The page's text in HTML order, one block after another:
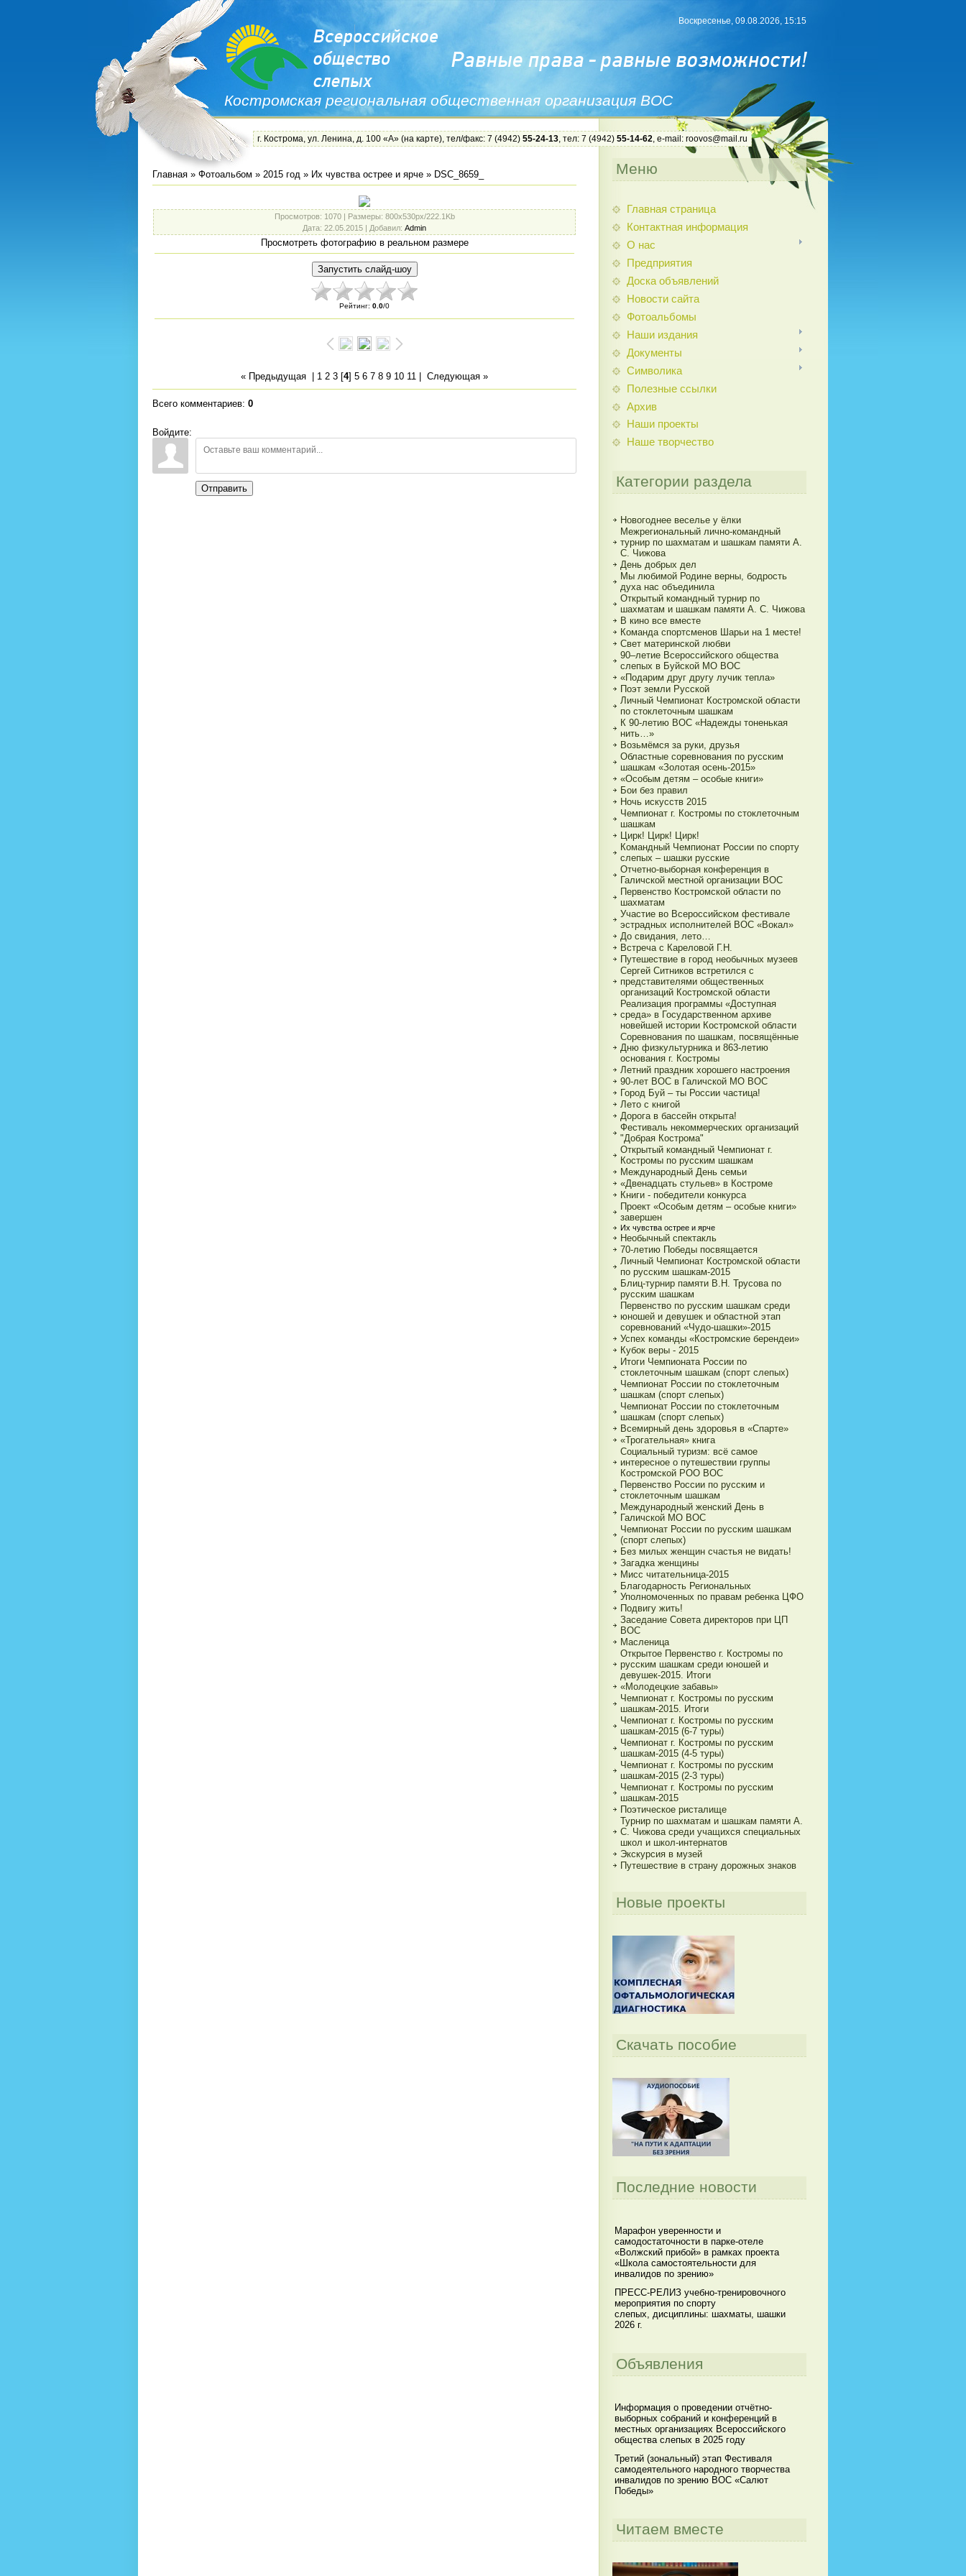
Костромская региональная общественная организация ВОС
Воскресенье, 09.08.2026, 15:15
г. Кострома, ул. Ленина, д. 100 «А» (на карте), тел/факс: 7 (4942) 55-24-13, тел: 7 (4942) 55-14-62, e-mail: roovos@mail.ru
Главная » Фотоальбом » 2015 год » Их чувства острее и ярче » DSC_8659_
Просмотров: 1070 | Размеры: 800x530px/222.1Kb
Дата: 22.05.2015 | Добавил: Admin
Просмотреть фотографию в реальном размере
Рейтинг: 0.0/0
« Предыдущая 1 2 3 [4] 5 6 7 8 9 10 11 Следующая »
Всего комментариев: 0
Войдите:
Отправить
Меню
Главная страница
Контактная информация
О нас
Предприятия
Доска объявлений
Новости сайта
Фотоальбомы
Наши издания
Документы
Символика
Полезные ссылки
Архив
Наши проекты
Наше творчество
Категории раздела
Новогоднее веселье у ёлки
Межрегиональный лично-командный
турнир по шахматам и шашкам памяти А.
С. Чижова
День добрых дел
Мы любимой Родине верны, бодрость
духа нас объединила
Открытый командный турнир по
шахматам и шашкам памяти А. С. Чижова
В кино все вместе
Команда спортсменов Шарьи на 1 месте!
Свет материнской любви
90–летие Всероссийского общества
слепых в Буйской МО ВОС
«Подарим друг другу лучик тепла»
Поэт земли Русской
Личный Чемпионат Костромской области
по стоклеточным шашкам
К 90-летию ВОС «Надежды тоненькая
нить…»
Возьмёмся за руки, друзья
Областные соревнования по русским
шашкам «Золотая осень-2015»
«Особым детям – особые книги»
Бои без правил
Ночь искусств 2015
Чемпионат г. Костромы по стоклеточным
шашкам
Цирк! Цирк! Цирк!
Командный Чемпионат России по спорту
слепых – шашки русские
Отчетно-выборная конференция в
Галичской местной организации ВОС
Первенство Костромской области по
шахматам
Участие во Всероссийском фестивале
эстрадных исполнителей ВОС «Вокал»
До свидания, лето…
Встреча с Кареловой Г.Н.
Путешествие в город необычных музеев
Сергей Ситников встретился с
представителями общественных
организаций Костромской области
Реализация программы «Доступная
среда» в Государственном архиве
новейшей истории Костромской области
Соревнования по шашкам, посвящённые
Дню физкультурника и 863-летию
основания г. Костромы
Летний праздник хорошего настроения
90-лет ВОС в Галичской МО ВОС
Город Буй – ты России частица!
Лето с книгой
Дорога в бассейн открыта!
Фестиваль некоммерческих организаций
"Добрая Кострома"
Открытый командный Чемпионат г.
Костромы по русским шашкам
Международный День семьи
«Двенадцать стульев» в Костроме
Книги - победители конкурса
Проект «Особым детям – особые книги»
завершен
Их чувства острее и ярче
Необычный спектакль
70-летию Победы посвящается
Личный Чемпионат Костромской области
по русским шашкам-2015
Блиц-турнир памяти В.Н. Трусова по
русским шашкам
Первенство по русским шашкам среди
юношей и девушек и областной этап
соревнований «Чудо-шашки»-2015
Успех команды «Костромские берендеи»
Кубок веры - 2015
Итоги Чемпионата России по
стоклеточным шашкам (спорт слепых)
Чемпионат России по стоклеточным
шашкам (спорт слепых)
Чемпионат России по стоклеточным
шашкам (спорт слепых)
Всемирный день здоровья в «Спарте»
«Трогательная» книга
Социальный туризм: всё самое
интересное о путешествии группы
Костромской РОО ВОС
Первенство России по русским и
стоклеточным шашкам
Международный женский День в
Галичской МО ВОС
Чемпионат России по русским шашкам
(спорт слепых)
Без милых женщин счастья не видать!
Загадка женщины
Мисс читательница-2015
Благодарность Региональных
Уполномоченных по правам ребенка ЦФО
Подвигу жить!
Заседание Совета директоров при ЦП
ВОС
Масленица
Открытое Первенство г. Костромы по
русским шашкам среди юношей и
девушек-2015. Итоги
«Молодецкие забавы»
Чемпионат г. Костромы по русским
шашкам-2015. Итоги
Чемпионат г. Костромы по русским
шашкам-2015 (6-7 туры)
Чемпионат г. Костромы по русским
шашкам-2015 (4-5 туры)
Чемпионат г. Костромы по русским
шашкам-2015 (2-3 туры)
Чемпионат г. Костромы по русским
шашкам-2015
Поэтическое ристалище
Турнир по шахматам и шашкам памяти А.
С. Чижова среди учащихся специальных
школ и школ-интернатов
Экскурсия в музей
Путешествие в страну дорожных знаков
Новые проекты
Скачать пособие
Последние новости
Марафон уверенности и
самодостаточности в парке-отеле
«Волжский прибой» в рамках проекта
«Школа самостоятельности для
инвалидов по зрению»
ПРЕСС-РЕЛИЗ учебно-тренировочного
мероприятия по спорту
слепых, дисциплины: шахматы, шашки
2026 г.
Объявления
Информация о проведении отчётно-
выборных собраний и конференций в
местных организациях Всероссийского
общества слепых в 2025 году
Третий (зональный) этап Фестиваля
самодеятельного народного творчества
инвалидов по зрению ВОС «Салют
Победы»
Читаем вместе